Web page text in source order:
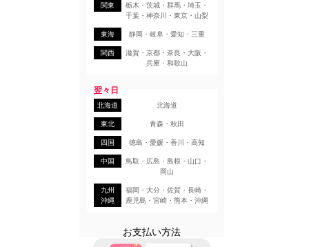
関東
栃木・茨城・群馬・埼玉・
千葉・神奈川・東京・山梨
東海 静岡・岐阜・愛知・三重
関西
滋賀・京都・奈良・大阪・
兵庫・和歌山
翌々日
北海道 北海道
東北 青森・秋田
四国 徳島・愛媛・香川・高知
中国
鳥取・広島・島根・山口・
岡山
九州
沖縄
福岡・大分・佐賀・長崎・
鹿児島・宮崎・熊本・沖縄
お支払い方法